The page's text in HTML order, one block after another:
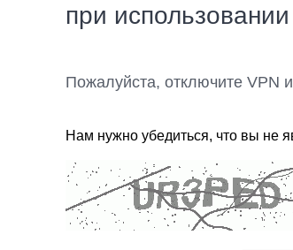
при
Пожалуйста, отключите VPN
Нам нужно убедиться, что вы не